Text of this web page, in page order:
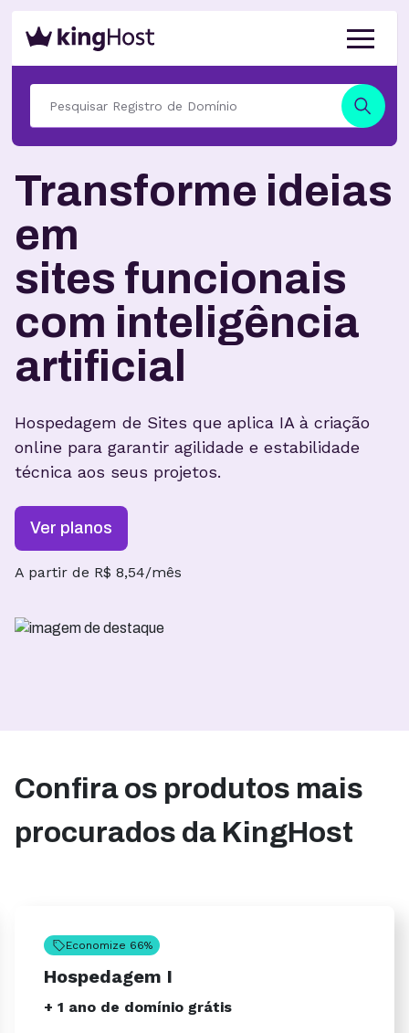
Transforme ideias
em
sites funcionais
com inteligência
artificial
Hospedagem de Sites que aplica IA à criação
online para garantir agilidade e estabilidade
técnica aos seus projetos.
Ver planos
A partir de R$ 8,54/mês
Confira os produtos mais
procurados da KingHost
Economize 66%
Hospedagem I
+ 1 ano de domínio grátis